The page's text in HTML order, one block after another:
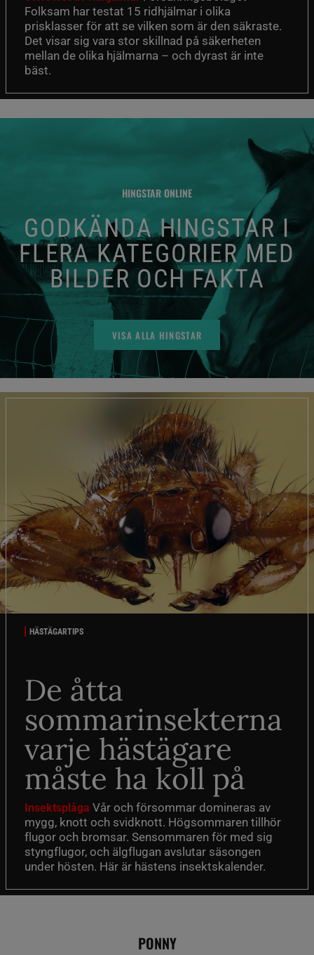
Folksam har testat 15 ridhjälmar i olika
prisklasser för att se vilken som är den säkraste.
Det visar sig vara stor skillnad på säkerheten
mellan de olika hjälmarna – och dyrast är inte
bäst.
HINGSTAR ONLINE
GODKÄNDA HINGSTAR I
FLERA KATEGORIER MED
BILDER OCH FAKTA
VISA ALLA HINGSTAR
HÄSTÄGARTIPS
De åtta
sommarinsekterna
varje hästägare
måste ha koll på
Insektsplåga Vår och försommar domineras av
mygg, knott och svidknott. Högsommaren tillhör
flugor och bromsar. Sensommaren för med sig
styngflugor, och älgflugan avslutar säsongen
under hösten. Här är hästens insektskalender.
PONNY